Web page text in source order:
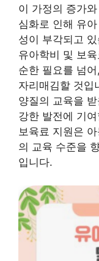
이 가정의 증가
심화로 인해 유
성이 부각되고
유아학비 및 보
순한 필요를 넘
자리매김할 것입
양질의 교육을
강한 발전에 기
보육료 지원은
의 교육 수준을
입니다.